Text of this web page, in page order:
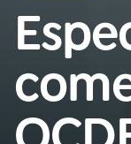
Buscar
na
Rádio
Nacional
01INÍCIO